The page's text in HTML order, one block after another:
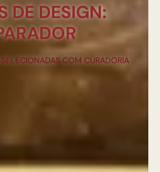
DE DESIGN:
COM CURADORIA